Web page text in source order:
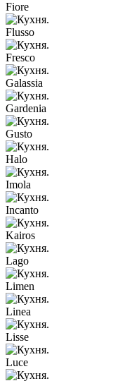
Fiore
Flusso
Fresco
Galassia
Gardenia
Gusto
Halo
Imola
Incanto
Kairos
Lago
Limen
Linea
Lisse
Luce